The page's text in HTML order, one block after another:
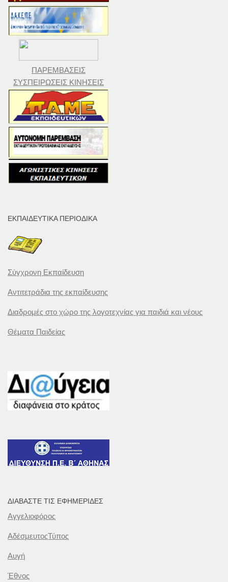
ΠΑΡΕΜΒΑΣΕΙΣ
ΣΥΣΠΕΙΡΩΣΕΙΣ ΚΙΝΗΣΕΙΣ
ΕΚΠΑΙΔΕΥΤΙΚΆ ΠΕΡΙΟΔΙΚΆ
Σύγχρονη Εκπαίδευση
Αντιτετράδια της εκπαίδευσης
Διαδρομές στο χώρο της λογοτεχνίας για παιδιά και νέους
Θέματα Παιδείας
ΔΙΑΒΆΣΤΕ ΤΙΣ ΕΦΗΜΕΡΊΔΕΣ
Αγγελιοφόρος
ΑδέσμευτοςΤύπος
Αυγή
Έθνος